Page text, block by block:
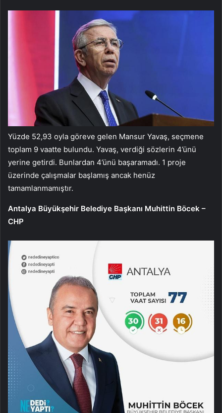
Yüzde 52,93 oyla göreve gelen Mansur Yavaş, seçmene
toplam 9 vaatte bulundu. Yavaş, verdiği sözlerin 4’ünü
yerine getirdi. Bunlardan 4’ünü başaramadı. 1 proje
üzerinde çalışmalar başlamış ancak henüz
tamamlanmamıştır.
Antalya Büyükşehir Belediye Başkanı Muhittin Böcek –
CHP